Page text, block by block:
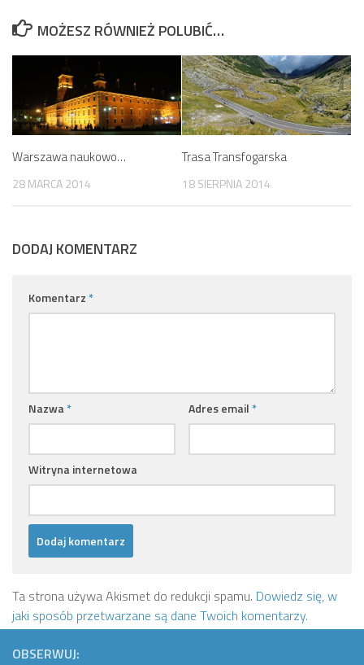
MOŻESZ RÓWNIEŻ POLUBIĆ…
Warszawa naukowo…
28 MARCA 2014
Trasa Transfogarska
18 SIERPNIA 2014
DODAJ KOMENTARZ
Komentarz *
Nazwa * Adres email *
Witryna internetowa
Ta strona używa Akismet do redukcji spamu. Dowiedz się, w
jaki sposób przetwarzane są dane Twoich komentarzy.
OBSERWUJ: